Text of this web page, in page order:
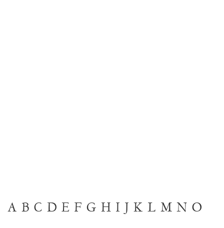
A B C D E F G H I J K L M N O